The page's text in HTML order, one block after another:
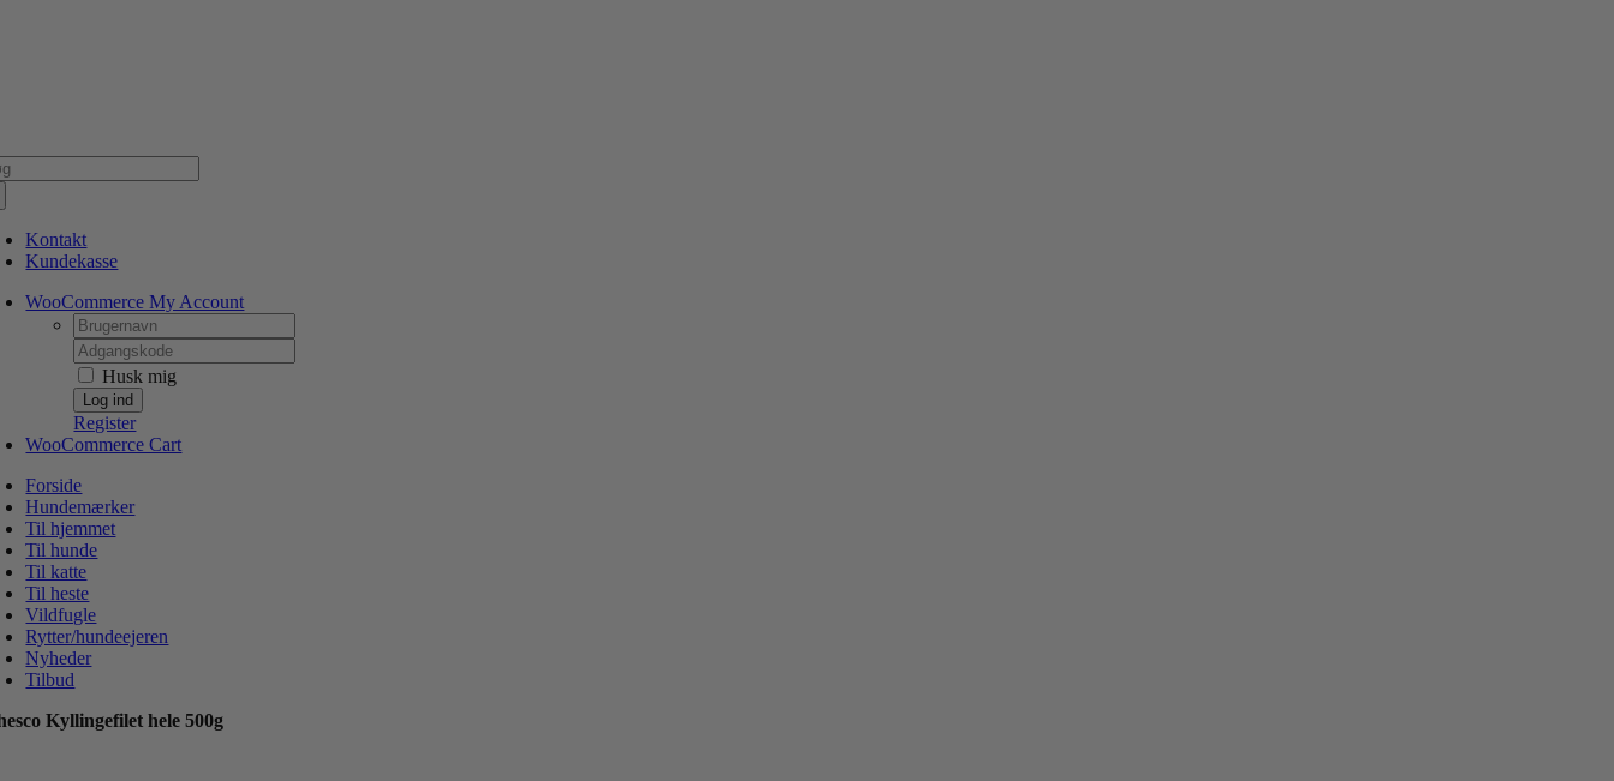
Kontakt
Kundekasse
WooCommerce My Account
Username:
Password:
Husk mig
Register
WooCommerce Cart
Forside
Hundemærker
Til hjemmet
Til hunde
Til katte
Til heste
Vildfugle
Rytter/hundeejeren
Nyheder
Tilbud
Kyllingefilet hele 500g